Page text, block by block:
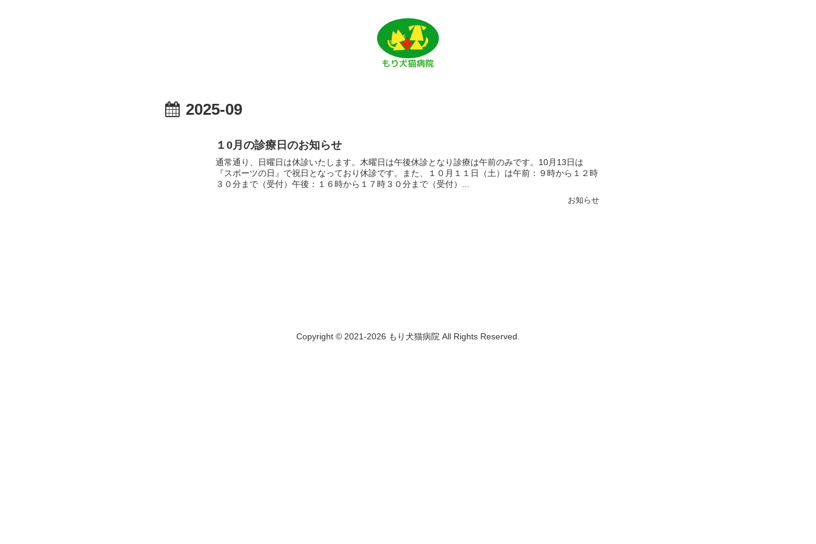
2025-09
１0月の診療日のお知らせ
通常通り、日曜日は休診いたします。木曜日は午後休診となり診療は午前のみです。10月13日は
『スポーツの日』で祝日となっており休診です。また、１０月１１日（土）は午前：９時から１２時
３０分まで（受付）午後：１６時から１７時３０分まで（受付）...
お知らせ
Copyright © 2021-2026 もり犬猫病院 All Rights Reserved.